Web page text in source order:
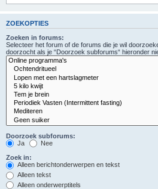
ZOEKOPTIES
Zoeken in forums:
Selecteer het forum of de forums die je wil
doorzocht als je “Doorzoek subforums“ hieronder
Doorzoek subforums:
Ja
Nee
Zoek in:
Alleen berichtonderwerpen en tekst
Alleen tekst
Alleen onderwerptitels